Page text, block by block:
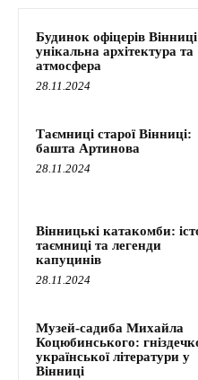
Будинок офіцерів
унікальна архітектура та
атмосфера
28.11.2024
Таємниці старої Вінниці:
башта Артинова
28.11.2024
Вінницькі катакомби:
таємниці та легенди
капуцинів
28.11.2024
Музей-садиба Михайла
Коцюбинського:
української літератури у
Вінниці